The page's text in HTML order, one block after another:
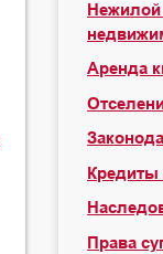
Аренда
Кредиты
Права